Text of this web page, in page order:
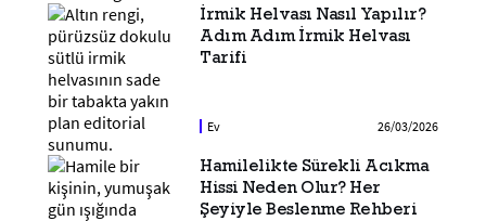
İrmik Helvası Nasıl Yapılır?
Adım Adım İrmik Helvası
Tarifi
Ev 26/03/2026
Hamilelikte Sürekli Acıkma
Hissi Neden Olur? Her
Şeyiyle Beslenme Rehberi